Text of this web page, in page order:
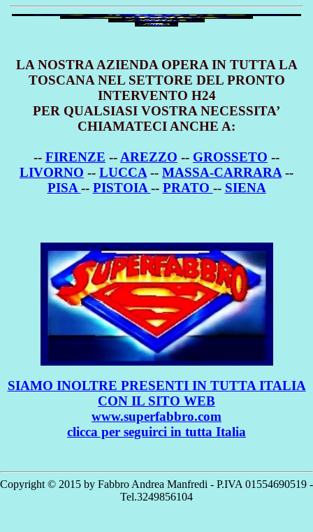
LA NOSTRA AZIENDA OPERA IN TUTTA LA
TOSCANA NEL SETTORE DEL PRONTO
INTERVENTO H24
PER QUALSIASI VOSTRA NECESSITA’
CHIAMATECI ANCHE A:
-- FIRENZE -- AREZZO -- GROSSETO --
LIVORNO -- LUCCA -- MASSA-CARRARA --
PISA -- PISTOIA -- PRATO -- SIENA
SIAMO INOLTRE PRESENTI IN TUTTA ITALIA
CON IL SITO WEB
www.superfabbro.com
clicca per seguirci in tutta Italia
Copyright © 2015 by Fabbro Andrea Manfredi - P.IVA 01554690519 -
Tel.3249856104